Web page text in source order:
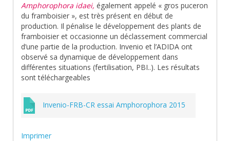
Amphorophora idaei, également appelé « gros puceron
du framboisier », est très présent en début de
production. Il pénalise le développement des plants de
framboisier et occasionne un déclassement commercial
d’une partie de la production. Invenio et l’ADIDA ont
observé sa dynamique de développement dans
différentes situations (fertilisation, PBI..). Les résultats
sont téléchargeables
Invenio-FRB-CR essai Amphorophora 2015
Imprimer